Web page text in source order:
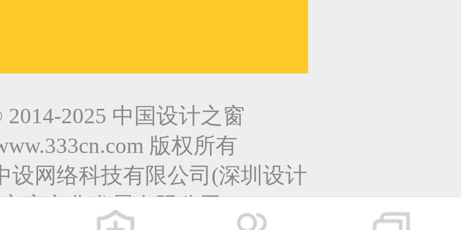
2025 中国设计之窗
版权所有
设网络科技有限公司(深圳设计
之窗文化发展有限公司)